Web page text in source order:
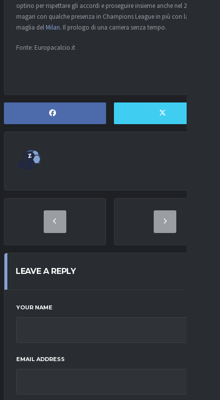
optino per rispettare gli accordi e proseguire insieme anche nel 2027,
magari con qualche presenza in Champions League in più con la
maglia del Milan. Il prologo di una carriera senza tempo.
Fonte: Europacalcio.it
LEAVE A REPLY
YOUR NAME
EMAIL ADDRESS